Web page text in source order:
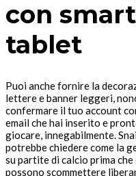
con
tablet
Puoi anche fornire la
lettere e banner leggeri,
confermare il tuo account
email che hai inserito e
giocare, innegabilmente.
potrebbe chiedere come la
su partite di calcio prima
possono scommettere